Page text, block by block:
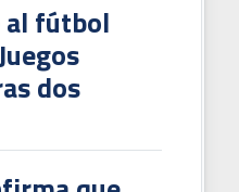
al fútbol
dos